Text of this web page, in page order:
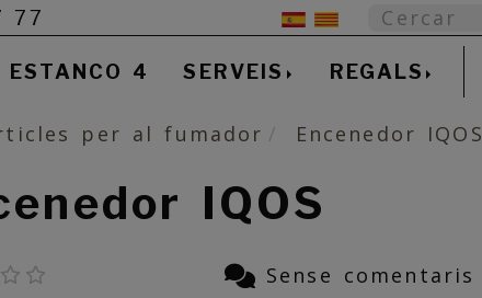
77
ESTANCO 4 SERVEIS REGALS
per al fumador Encenedor IQOS
IQOS
Sense comentaris